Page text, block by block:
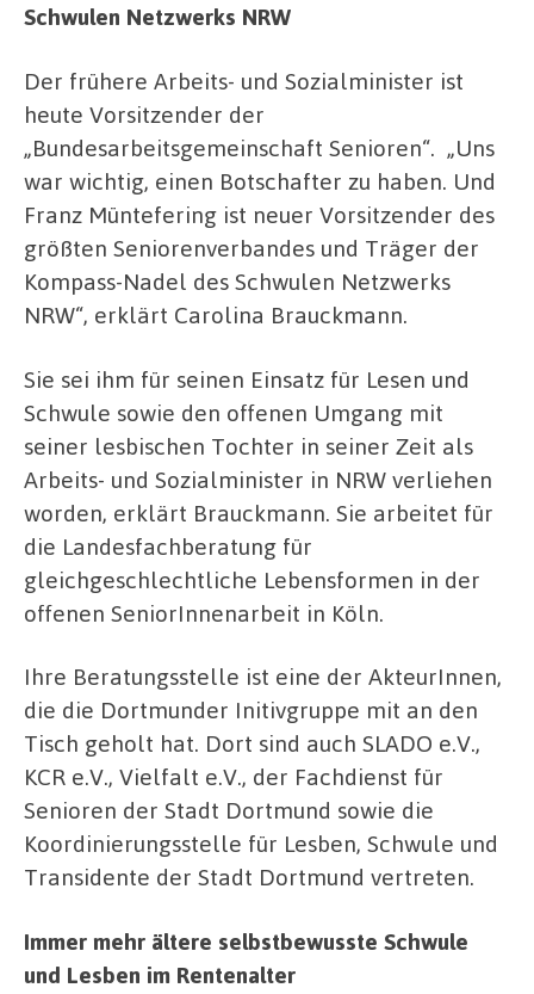
Schwulen Netzwerks NRW
Der frühere Arbeits- und Sozialminister ist
heute Vorsitzender der
„Bundesarbeitsgemeinschaft Senioren“. „Uns
war wichtig, einen Botschafter zu haben. Und
Franz Müntefering ist neuer Vorsitzender des
größten Seniorenverbandes und Träger der
Kompass-Nadel des Schwulen Netzwerks
NRW“, erklärt Carolina Brauckmann.
Sie sei ihm für seinen Einsatz für Lesen und
Schwule sowie den offenen Umgang mit
seiner lesbischen Tochter in seiner Zeit als
Arbeits- und Sozialminister in NRW verliehen
worden, erklärt Brauckmann. Sie arbeitet für
die Landesfachberatung für
gleichgeschlechtliche Lebensformen in der
offenen SeniorInnenarbeit in Köln.
Ihre Beratungsstelle ist eine der AkteurInnen,
die die Dortmunder Initivgruppe mit an den
Tisch geholt hat. Dort sind auch SLADO e.V.,
KCR e.V., Vielfalt e.V., der Fachdienst für
Senioren der Stadt Dortmund sowie die
Koordinierungsstelle für Lesben, Schwule und
Transidente der Stadt Dortmund vertreten.
Immer mehr ältere selbstbewusste Schwule
und Lesben im Rentenalter